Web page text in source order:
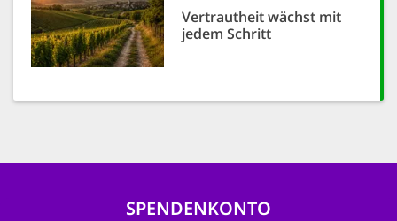
Vertrautheit wächst mit
jedem Schritt
SPENDENKONTO